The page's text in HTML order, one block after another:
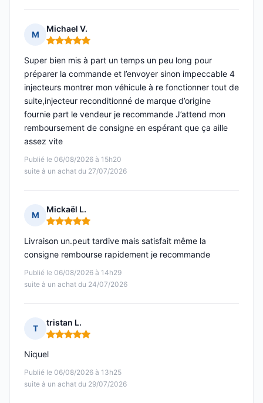
M
Michael V.
Note : 5 sur 5
Publié le 06/08/2026 à 15h20
suite à un achat du 27/07/2026
Super bien mis à part un temps un peu long pour
préparer la commande et l’envoyer sinon impeccable 4
injecteurs montrer mon véhicule à re fonctionner tout de
suite,injecteur reconditionné de marque d’origine
fournie part le vendeur je recommande J’attend mon
remboursement de consigne en espérant que ça aille
assez vite
M
Mickaël L.
Note : 5 sur 5
Publié le 06/08/2026 à 14h29
suite à un achat du 24/07/2026
Livraison un.peut tardive mais satisfait même la
consigne rembourse rapidement je recommande
T
tristan L.
Note : 5 sur 5
Publié le 06/08/2026 à 13h25
suite à un achat du 29/07/2026
Niquel